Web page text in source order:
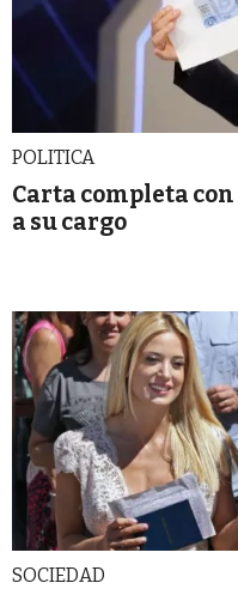
POLITICA
Carta completa
a su cargo
SOCIEDAD